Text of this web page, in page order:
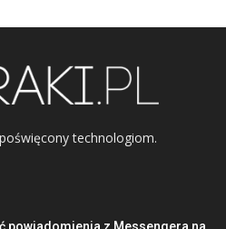
technologiom.